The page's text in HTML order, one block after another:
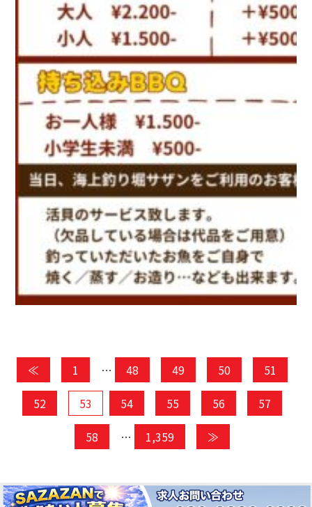
≪ 1 … 48 49 50
51
52
53 54 55 56
57
58
… 1,359 ≫